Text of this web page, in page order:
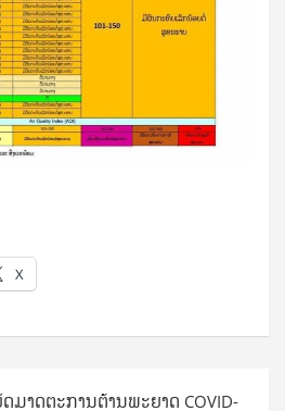
X
າດຕະການຕ້ານພະຍາດ COVID-